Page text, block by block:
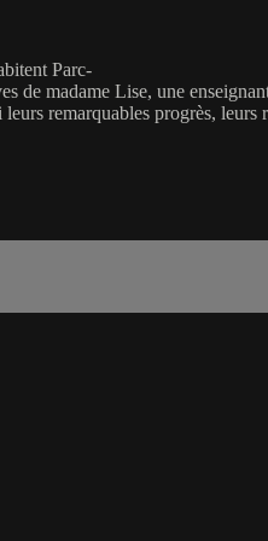
Parc-
madame Lise, une
remarquables progrès,